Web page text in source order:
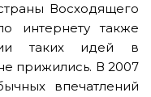
Восходящего
интернету также
таких идей в
прижились. В 2007
впечатлений